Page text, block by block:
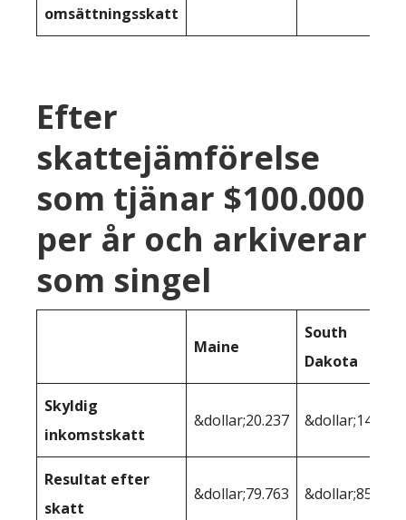
omsättningsskatt
Efter
skattejämförelse
som tjänar $100.000
per år och arkiverar
som singel
Maine
South
Dakota
Skyldig
inkomstskatt
&dollar;20.237 &dollar;14.768
Resultat efter
skatt
&dollar;79.763 &dollar;85.232